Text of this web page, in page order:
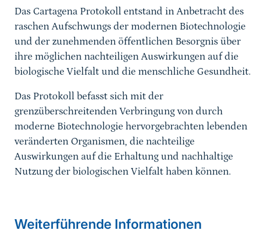
Das Cartagena Protokoll entstand in Anbetracht des
raschen Aufschwungs der modernen Biotechnologie
und der zunehmenden öffentlichen Besorgnis über
ihre möglichen nachteiligen Auswirkungen auf die
biologische Vielfalt und die menschliche Gesundheit.
Das Protokoll befasst sich mit der
grenzüberschreitenden Verbringung von durch
moderne Biotechnologie hervorgebrachten lebenden
veränderten Organismen, die nachteilige
Auswirkungen auf die Erhaltung und nachhaltige
Nutzung der biologischen Vielfalt haben können.
Weiterführende Informationen